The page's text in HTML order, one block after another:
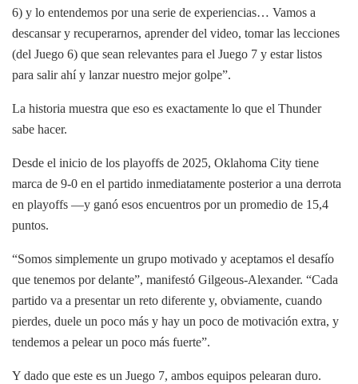
6) y lo entendemos por una serie de experiencias… Vamos a
descansar y recuperarnos, aprender del video, tomar las lecciones
(del Juego 6) que sean relevantes para el Juego 7 y estar listos
para salir ahí y lanzar nuestro mejor golpe”.
La historia muestra que eso es exactamente lo que el Thunder
sabe hacer.
Desde el inicio de los playoffs de 2025, Oklahoma City tiene
marca de 9-0 en el partido inmediatamente posterior a una derrota
en playoffs —y ganó esos encuentros por un promedio de 15,4
puntos.
“Somos simplemente un grupo motivado y aceptamos el desafío
que tenemos por delante”, manifestó Gilgeous-Alexander. “Cada
partido va a presentar un reto diferente y, obviamente, cuando
pierdes, duele un poco más y hay un poco de motivación extra, y
tendemos a pelear un poco más fuerte”.
Y dado que este es un Juego 7, ambos equipos pelearan duro.